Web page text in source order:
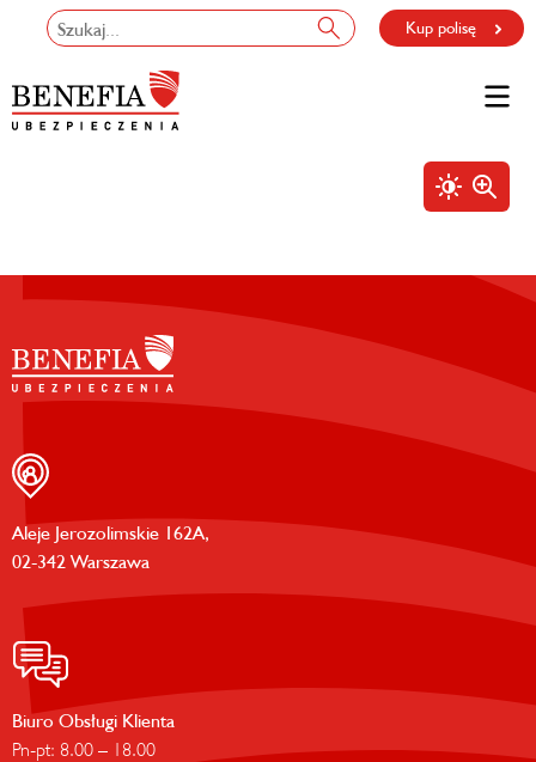
Kup polisę
Aleje Jerozolimskie 162A,
02-342 Warszawa
Biuro Obsługi Klienta
Pn-pt: 8.00 – 18.00